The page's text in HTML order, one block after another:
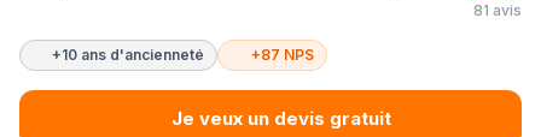
81 avis
+10 ans d'ancienneté +87 NPS
Je veux un devis gratuit